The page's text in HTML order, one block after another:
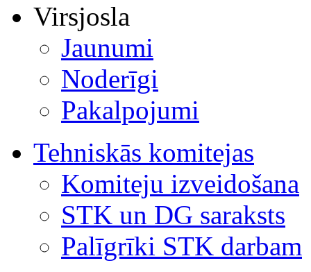
Virsjosla
Jaunumi
Noderīgi
Pakalpojumi
Tehniskās komitejas
Komiteju izveidošana
STK un DG saraksts
Palīgrīki STK darbam